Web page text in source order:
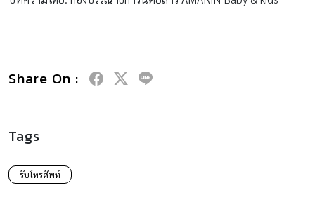
Share On :
Tags
รับโทรศัพท์